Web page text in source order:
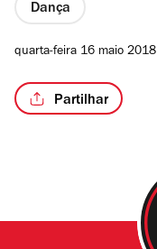
Dança
quarta-feira 16 maio 2018
Partilhar